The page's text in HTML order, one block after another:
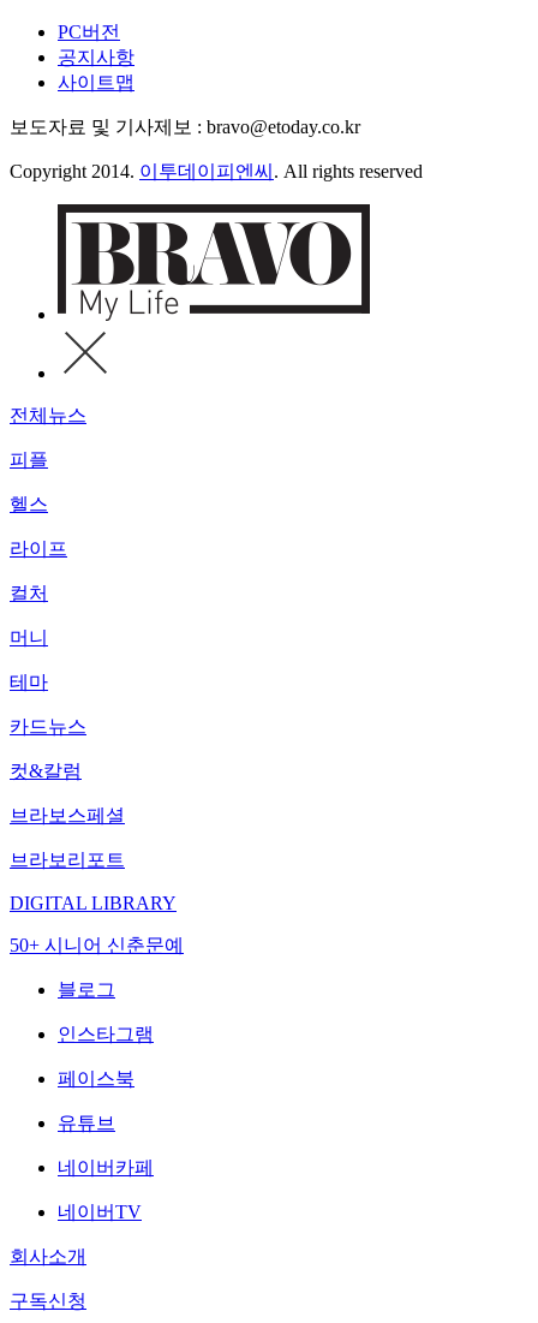
PC버전
공지사항
사이트맵
보도자료 및 기사제보 : bravo@etoday.co.kr
Copyright 2014. 이투데이피엔씨 . All rights reserved
전체뉴스
피플
헬스
라이프
컬처
머니
테마
카드뉴스
컷&칼럼
브라보스페셜
브라보리포트
DIGITAL LIBRARY
50+ 시니어 신춘문예
블로그
인스타그램
페이스북
유튜브
네이버카페
네이버TV
회사소개
구독신청